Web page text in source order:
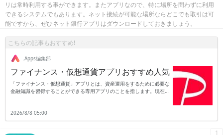
リは常時利用する事ができます。またアプリなので、特に場所を問わずに利用
できるシステムでもあります。ネット接続が可能な場所ならどこでも取引は可
能ですから、ぜひネット銀行アプリはダウンロードしておきましょう。
こちらの記事もおすすめ!
.Apps編集部
ファイナンス・仮想通貨アプリおすすめ人気
「ファイナンス・仮想通貨」アプリとは、資産運用をするために必要な
金融知識を習得することができる専用アプリのことを指します。現在の
の生活資金を国の年金制度だけに頼ることができず、自分自身で準備し
なかればならない時代に突入しているのです。このことからもファイナ
2026/8/8 05:00
1